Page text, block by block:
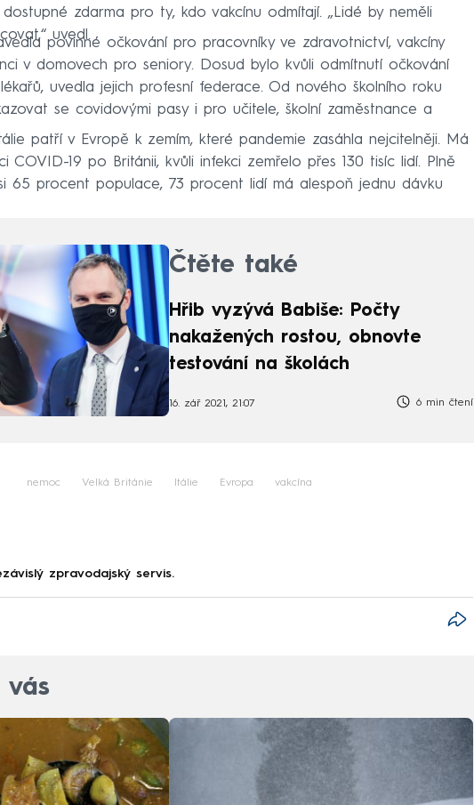
zdarma pro ty, kdo vakcínu odmítají. „Lidé by neměli
uvedl.
povinné očkování pro pracovníky ve zdravotnictví, vakcíny
v domovech pro seniory. Dosud bylo kvůli odmítnutí očkování
uvedla jejich profesní federace. Od nového školního roku
se covidovými pasy i pro učitele, školní zaměstnance a
patří v Evropě k zemím, které pandemie zasáhla nejcitelněji. Má
COVID-19 po Británii, kvůli infekci zemřelo přes 130 tisíc lidí. Plně
65 procent populace, 73 procent lidí má alespoň jednu dávku
Čtěte také
Hřib vyzývá Babiše: Počty
nakažených rostou, obnovte
testování na školách
16. zář 2021, 21:07 6 min čtení
nemoc Velká Británie Itálie Evropa vakcína
zpravodajský servis.
vás